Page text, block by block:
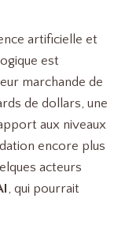
artificielle et
est
marchande de
de dollars, une
aux niveaux
encore plus
acteurs
, qui pourrait